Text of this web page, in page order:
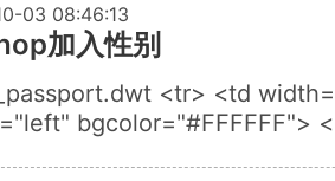
03 08:46:13
加入性别
<tr> <td
bgcolor="#FFFFFF">